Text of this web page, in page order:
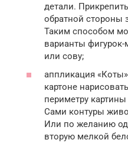
детали.
обратной стороны
Таким способом
варианты
или сову;
аппликация
картоне
периметру
Сами контуры
Или по желанию
вторую мелкой